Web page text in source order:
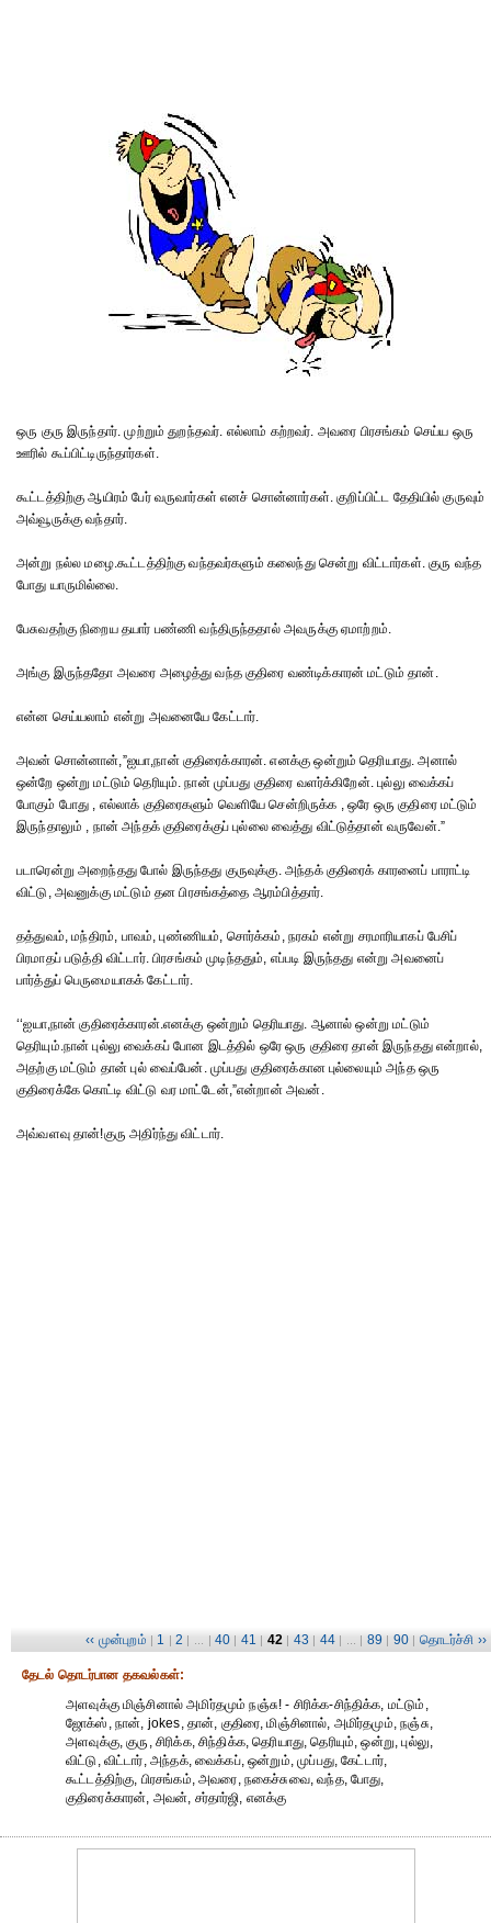
ஒரு குரு இருந்தார். முற்றும் துறந்தவர். எல்லாம் கற்றவர். அவரை பிரசங்கம் செய்ய ஒரு
ஊரில் கூப்பிட்டிருந்தார்கள்.
கூட்டத்திற்கு ஆயிரம் பேர் வருவார்கள் எனச் சொன்னார்கள். குறிப்பிட்ட தேதியில் குருவும்
அவ்வூருக்கு வந்தார்.
அன்று நல்ல மழை.கூட்டத்திற்கு வந்தவர்களும் கலைந்து சென்று விட்டார்கள். குரு வந்த
போது யாருமில்லை.
பேசுவதற்கு நிறைய தயார் பண்ணி வந்திருந்ததால் அவருக்கு ஏமாற்றம்.
அங்கு இருந்ததோ அவரை அழைத்து வந்த குதிரை வண்டிக்காரன் மட்டும் தான்.
என்ன செய்யலாம் என்று அவனையே கேட்டார்.
அவன் சொன்னான்,”ஐயா,நான் குதிரைக்காரன். எனக்கு ஒன்றும் தெரியாது. அனால்
ஒன்றே ஒன்று மட்டும் தெரியும். நான் முப்பது குதிரை வளர்க்கிறேன். புல்லு வைக்கப்
போகும் போது , எல்லாக் குதிரைகளும் வெளியே சென்றிருக்க , ஒரே ஒரு குதிரை மட்டும்
இருந்தாலும் , நான் அந்தக் குதிரைக்குப் புல்லை வைத்து விட்டுத்தான் வருவேன்.”
படாரென்று அறைந்தது போல் இருந்தது குருவுக்கு. அந்தக் குதிரைக் காரனைப் பாராட்டி
விட்டு, அவனுக்கு மட்டும் தன பிரசங்கத்தை ஆரம்பித்தார்.
தத்துவம், மந்திரம், பாவம், புண்ணியம், சொர்க்கம், நரகம் என்று சரமாரியாகப் பேசிப்
பிரமாதப் படுத்தி விட்டார். பிரசங்கம் முடிந்ததும், எப்படி இருந்தது என்று அவனைப்
பார்த்துப் பெருமையாகக் கேட்டார்.
‘‘ஐயா,நான் குதிரைக்காரன்.எனக்கு ஒன்றும் தெரியாது. ஆனால் ஒன்று மட்டும்
தெரியும்.நான் புல்லு வைக்கப் போன இடத்தில் ஒரே ஒரு குதிரை தான் இருந்தது என்றால்,
அதற்கு மட்டும் தான் புல் வைப்பேன். முப்பது குதிரைக்கான புல்லையும் அந்த ஒரு
குதிரைக்கே கொட்டி விட்டு வர மாட்டேன்,”என்றான் அவன்.
அவ்வளவு தான்!குரு அதிர்ந்து விட்டார்.
‹‹ முன்புறம் | 1 | 2 | ... | 40 | 41 | 42 | 43 | 44 | ... | 89 | 90 | தொடர்ச்சி ››
தேட‌ல் தொட‌ர்பான தகவ‌ல்க‌ள்:
அளவுக்கு மிஞ்சினால் அமிர்தமும் நஞ்சு! - சிரிக்க-சிந்திக்க, மட்டும்,
ஜோக்ஸ், நான், jokes, தான், குதிரை, மிஞ்சினால், அமிர்தமும், நஞ்சு,
அளவுக்கு, குரு, சிரிக்க, சிந்திக்க, தெரியாது, தெரியும், ஒன்று, புல்லு,
விட்டு, விட்டார், அந்தக், வைக்கப், ஒன்றும், முப்பது, கேட்டார்,
கூட்டத்திற்கு, பிரசங்கம், அவரை, நகைச்சுவை, வந்த, போது,
குதிரைக்காரன், அவன், சர்தார்ஜி, எனக்கு